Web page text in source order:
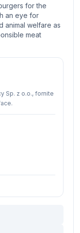
for the
an eye for
animal welfare as
meat
Sp. z o.o., fornite